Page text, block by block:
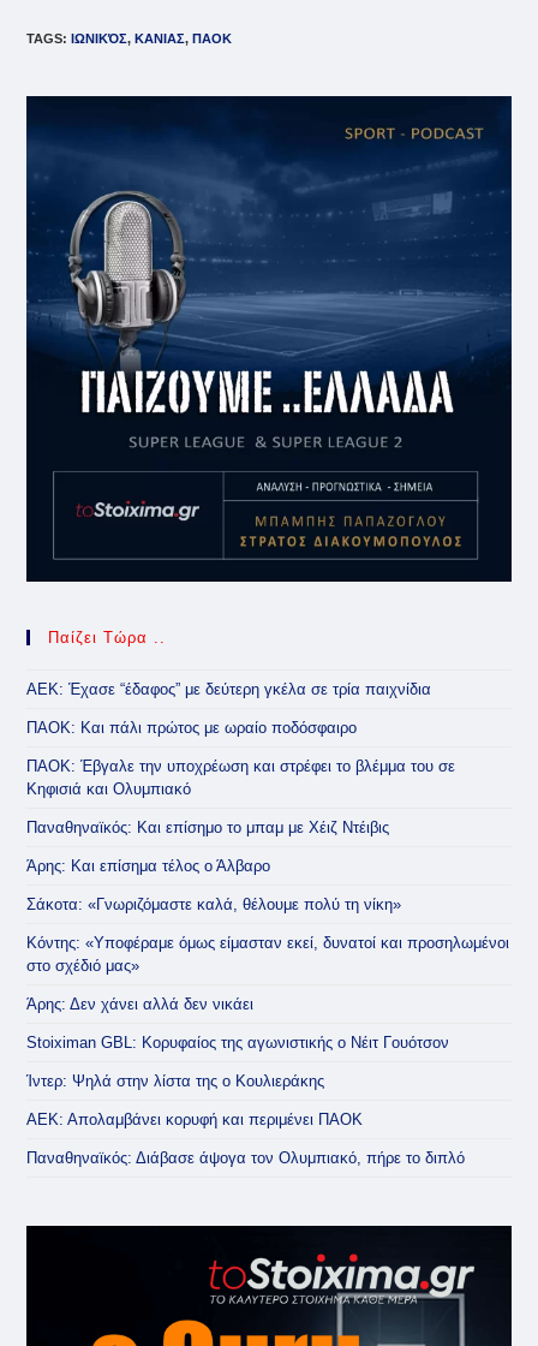
TAGS: ΙΩΝΙΚΌΣ, ΚΑΝΙΑΣ, ΠΑΟΚ
Παίζει Τώρα ..
ΑΕΚ: Έχασε “έδαφος” με δεύτερη γκέλα σε τρία παιχνίδια
ΠΑΟΚ: Και πάλι πρώτος με ωραίο ποδόσφαιρο
ΠΑΟΚ: Έβγαλε την υποχρέωση και στρέφει το βλέμμα του σε
Κηφισιά και Ολυμπιακό
Παναθηναϊκός: Και επίσημο το μπαμ με Χέιζ Ντέιβις
Άρης: Και επίσημα τέλος ο Άλβαρο
Σάκοτα: «Γνωριζόμαστε καλά, θέλουμε πολύ τη νίκη»
Κόντης: «Υποφέραμε όμως είμασταν εκεί, δυνατοί και προσηλωμένοι
στο σχέδιό μας»
Άρης: Δεν χάνει αλλά δεν νικάει
Stoiximan GBL: Κορυφαίος της αγωνιστικής ο Νέιτ Γουότσον
Ίντερ: Ψηλά στην λίστα της ο Κουλιεράκης
ΑΕΚ: Απολαμβάνει κορυφή και περιμένει ΠΑΟΚ
Παναθηναϊκός: Διάβασε άψογα τον Ολυμπιακό, πήρε το διπλό